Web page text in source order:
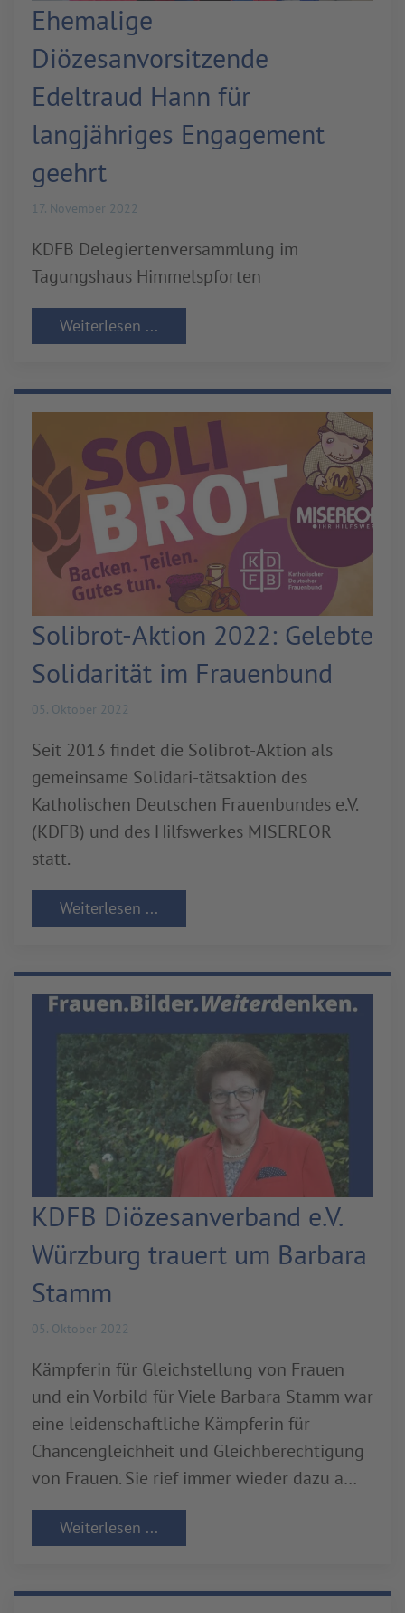
Ehemalige
Diözesanvorsitzende
Edeltraud Hann für
langjähriges Engagement
geehrt
17. November 2022
KDFB Delegiertenversammlung im
Tagungshaus Himmelspforten
Weiterlesen ...
Solibrot-Aktion 2022: Gelebte
Solidarität im Frauenbund
05. Oktober 2022
Seit 2013 findet die Solibrot-Aktion als
gemeinsame Solidari-tätsaktion des
Katholischen Deutschen Frauenbundes e.V.
(KDFB) und des Hilfswerkes MISEREOR
statt.
Weiterlesen ...
KDFB Diözesanverband e.V.
Würzburg trauert um Barbara
Stamm
05. Oktober 2022
Kämpferin für Gleichstellung von Frauen
und ein Vorbild für Viele Barbara Stamm war
eine leidenschaftliche Kämpferin für
Chancengleichheit und Gleichberechtigung
von Frauen. Sie rief immer wieder dazu a…
Weiterlesen ...